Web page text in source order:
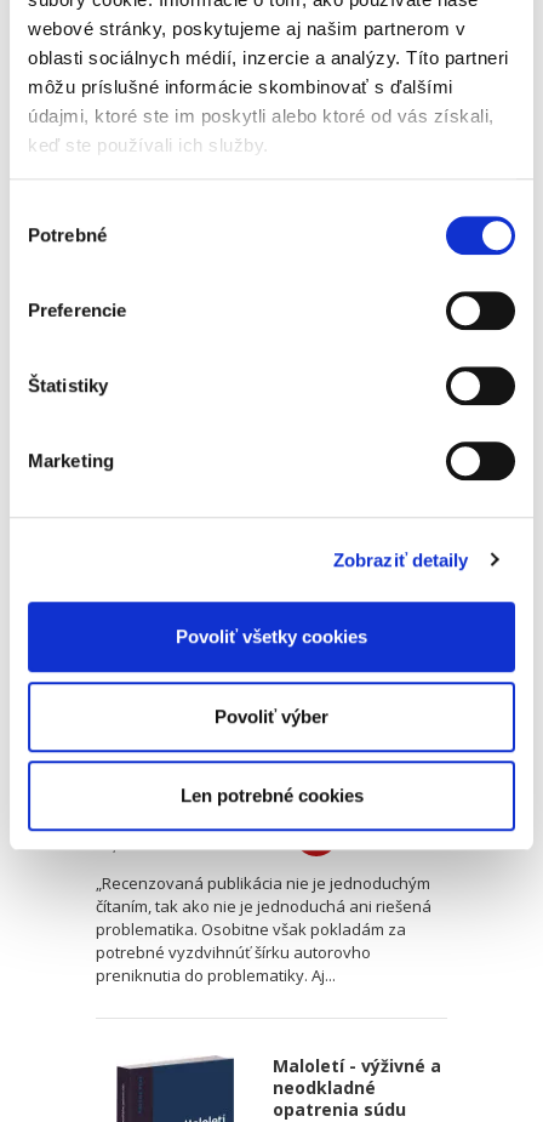
webové stránky, poskytujeme aj našim partnerom v
oblasti sociálnych médií, inzercie a analýzy. Títo partneri
môžu príslušné informácie skombinovať s ďalšími
údajmi, ktoré ste im poskytli alebo ktoré od vás získali,
keď ste používali ich služby.
súhlasu
Potrebné
Preferencie
Štatistiky
Marketing
Zobraziť detaily
Povoliť všetky cookies
Povoliť výber
Len potrebné cookies
Odporovateľnosť
právnych úkonov v
obchodnom práve
19,00 €
Predkladaná publikácia ponúka detailné
práve. Primárne sa kniha venuje možnosti
odporovať škodlivé úkony...
Ústavnosť v
zdravotnej
starostlivosti
39,00 € s DPH
37,14 €bez DPH
„Recenzovaná publikácia nie je jednoduchým
čítaním, tak ako nie je jednoduchá ani riešená
problematika. Osobitne však pokladám za
potrebné vyzdvihnúť šírku autorovho
preniknutia do problematiky. Aj...
Maloletí - výživné a
neodkladné
opatrenia súdu